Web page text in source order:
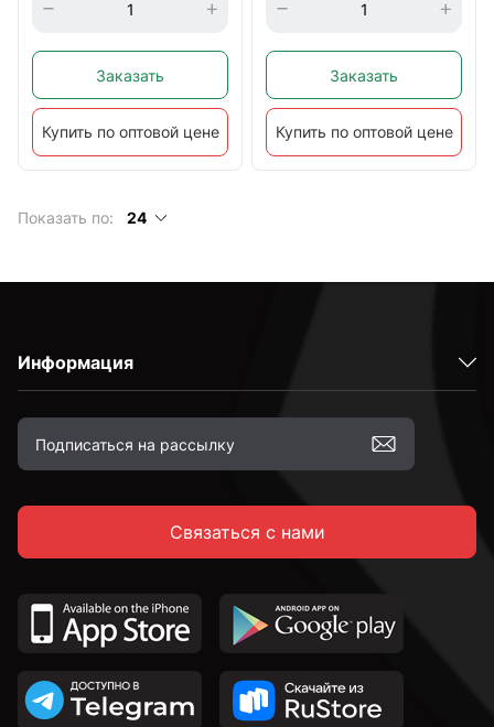
Заказать
Купить по оптовой цене
Заказать
Купить по оптовой цене
Показать по: 24
Информация
Связаться с нами